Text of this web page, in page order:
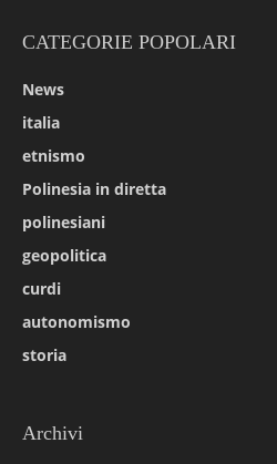
CATEGORIE POPOLARI
News
italia
etnismo
Polinesia in diretta
polinesiani
geopolitica
curdi
autonomismo
storia
Archivi